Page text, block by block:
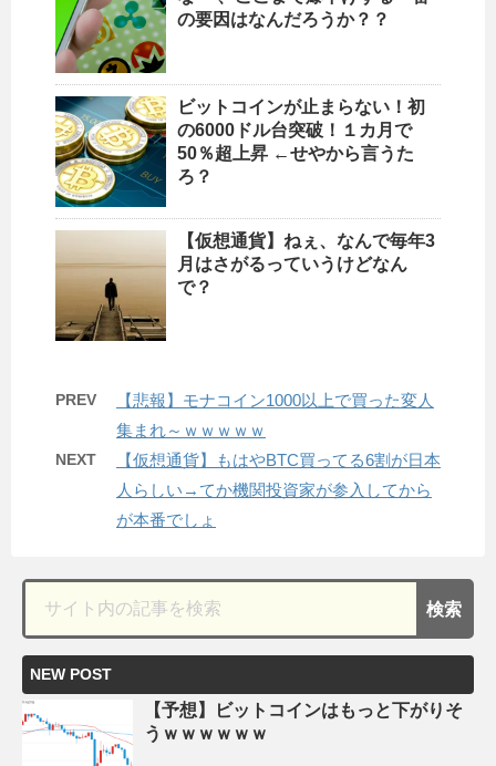
の要因はなんだろうか？？
ビットコインが止まらない！初
の6000ドル台突破！１カ月で
50％超上昇 ←せやから言うた
ろ？
【仮想通貨】ねぇ、なんで毎年3
月はさがるっていうけどなん
で？
PREV
【悲報】モナコイン1000以上で買った変人
集まれ～ｗｗｗｗｗ
NEXT
【仮想通貨】もはやBTC買ってる6割が日本
人らしい→てか機関投資家が参入してから
が本番でしょ
NEW POST
【予想】ビットコインはもっと下がりそ
うｗｗｗｗｗｗ